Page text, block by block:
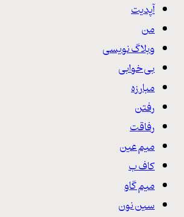
آپدیت
من
وبلاگ نویسی
بی خوابی
مبارزه
رفتن
رفاقت
میم عین
کاف ب
میم گاو
سین نون